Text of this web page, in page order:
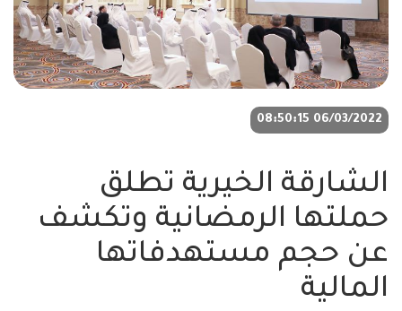
06/03/2022 08:50:15
الشارقة الخيرية تطلق
حملتها الرمضانية وتكشف
عن حجم مستهدفاتها
المالية